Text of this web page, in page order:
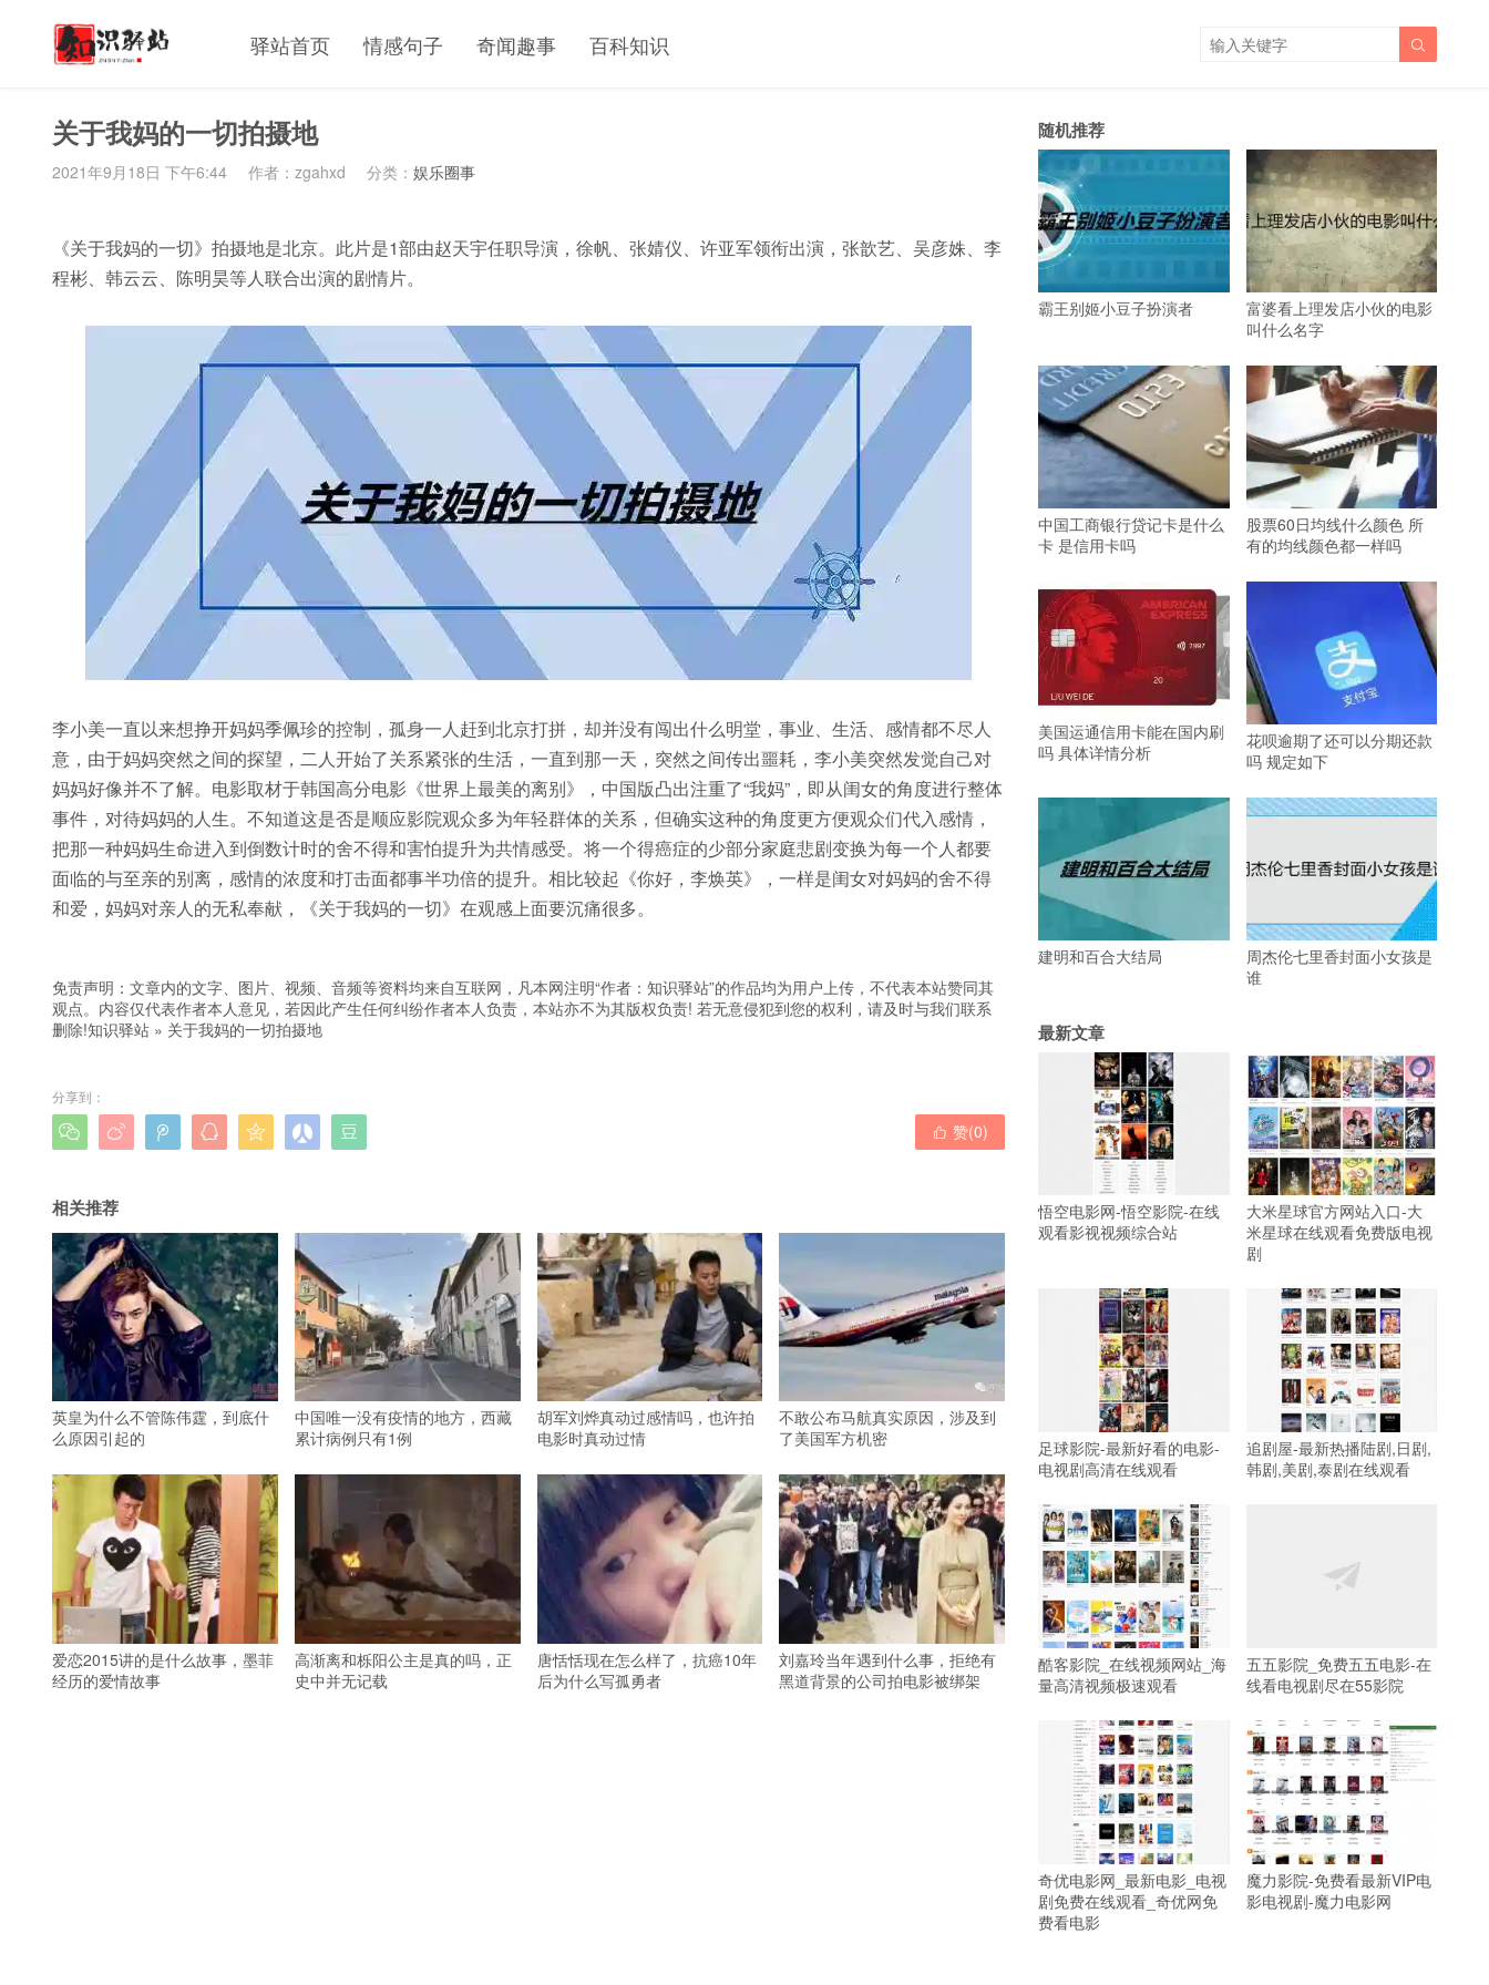
驿站首页 情感句子 奇闻趣事 百科知识 
关于我妈的一切拍摄地
2021年9月18日 下午6:44 作者：zgahxd 分类： 娱乐圈事
《关于我妈的一切》拍摄地是北京。此片是1部由赵天宇任职导演，徐帆、张婧仪、许亚军领衔出演，张歆艺、吴彦姝、李
程彬、韩云云、陈明昊等人联合出演的剧情片。
李小美一直以来想挣开妈妈季佩珍的控制，孤身一人赶到北京打拼，却并没有闯出什么明堂，事业、生活、感情都不尽人
意，由于妈妈突然之间的探望，二人开始了关系紧张的生活，一直到那一天，突然之间传出噩耗，李小美突然发觉自己对
妈妈好像并不了解。电影取材于韩国高分电影《世界上最美的离别》，中国版凸出注重了“我妈”，即从闺女的角度进行整体
事件，对待妈妈的人生。不知道这是否是顺应影院观众多为年轻群体的关系，但确实这种的角度更方便观众们代入感情，
把那一种妈妈生命进入到倒数计时的舍不得和害怕提升为共情感受。将一个得癌症的少部分家庭悲剧变换为每一个人都要
面临的与至亲的别离，感情的浓度和打击面都事半功倍的提升。相比较起《你好，李焕英》，一样是闺女对妈妈的舍不得
和爱，妈妈对亲人的无私奉献，《关于我妈的一切》在观感上面要沉痛很多。
免责声明：文章内的文字、图片、视频、音频等资料均来自互联网，凡本网注明“作者：知识驿站”的作品均为用户上传，不代表本站赞同其
观点。内容仅代表作者本人意见，若因此产生任何纠纷作者本人负责，本站亦不为其版权负责! 若无意侵犯到您的权利，请及时与我们联系
删除!知识驿站 » 关于我妈的一切拍摄地
分享到：
        赞(0)
相关推荐
英皇为什么不管陈伟霆，到底什
么原因引起的
中国唯一没有疫情的地方，西藏
累计病例只有1例
胡军刘烨真动过感情吗，也许拍
电影时真动过情
不敢公布马航真实原因，涉及到
了美国军方机密
爱恋2015讲的是什么故事，墨菲
经历的爱情故事
高渐离和栎阳公主是真的吗，正
史中并无记载
唐恬恬现在怎么样了，抗癌10年
后为什么写孤勇者
刘嘉玲当年遇到什么事，拒绝有
黑道背景的公司拍电影被绑架
随机推荐
霸王别姬小豆子扮演者
富婆看上理发店小伙的电影
叫什么名字
中国工商银行贷记卡是什么
卡 是信用卡吗
股票60日均线什么颜色 所
有的均线颜色都一样吗
美国运通信用卡能在国内刷
吗 具体详情分析
花呗逾期了还可以分期还款
吗 规定如下
建明和百合大结局
周杰伦七里香封面小女孩是
谁
最新文章
悟空电影网-悟空影院-在线
观看影视视频综合站
大米星球官方网站入口-大
米星球在线观看免费版电视
剧
足球影院-最新好看的电影-
电视剧高清在线观看
追剧屋-最新热播陆剧,日剧,
韩剧,美剧,泰剧在线观看
酷客影院_在线视频网站_海
量高清视频极速观看
五五影院_免费五五电影-在
线看电视剧尽在55影院
奇优电影网_最新电影_电视
剧免费在线观看_奇优网免
费看电影
魔力影院-免费看最新VIP电
影电视剧-魔力电影网